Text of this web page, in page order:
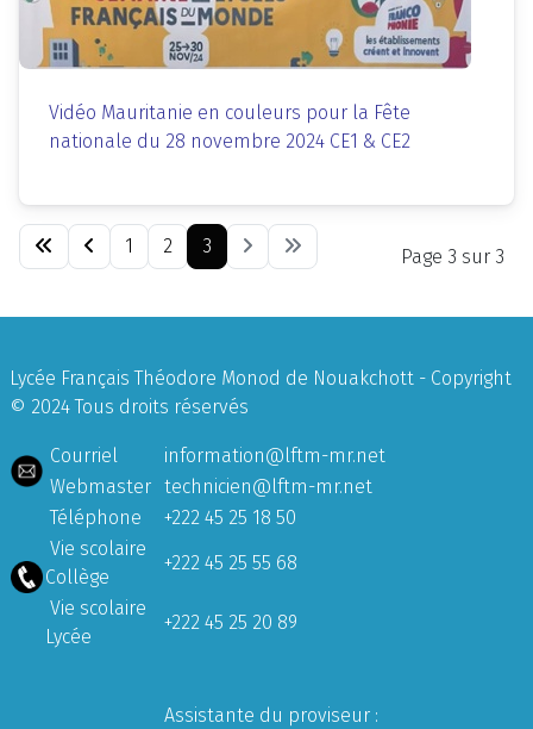
Vidéo Mauritanie en couleurs pour la Fête
nationale du 28 novembre 2024 CE1 & CE2
Page 3 sur 3
1 2 3
Lycée Français Théodore Monod de Nouakchott - Copyright
© 2024 Tous droits réservés
Courriel
information@lftm-mr.net
Webmaster technicien@lftm-mr.net
Téléphone
+222 45 25 18 50
Vie scolaire
Collège
+222 45 25 55 68
Vie scolaire
Lycée
+222 45 25 20 89
Assistante du proviseur :